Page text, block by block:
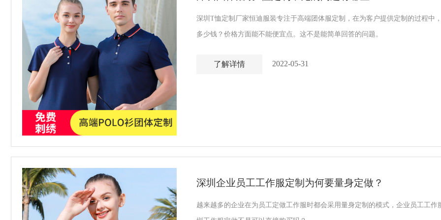
深圳T恤定制厂家恒迪服装专注于高端团体服定制，在为客户提供定制的过程中
多少钱？价格方面能不能便宜点。这不是能简单回答的问题。
了解详情 2022-05-31
深圳企业员工工作服定制为何要量身定做？
越来越多的企业在为员工定做工作服时都会采用量身定制的模式，企业员工工